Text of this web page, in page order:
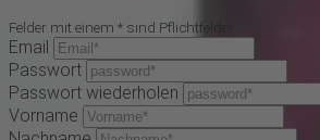
Felder mit einem * sind Pflichtfelder
Email
Passwort
Passwort wiederholen
Vorname